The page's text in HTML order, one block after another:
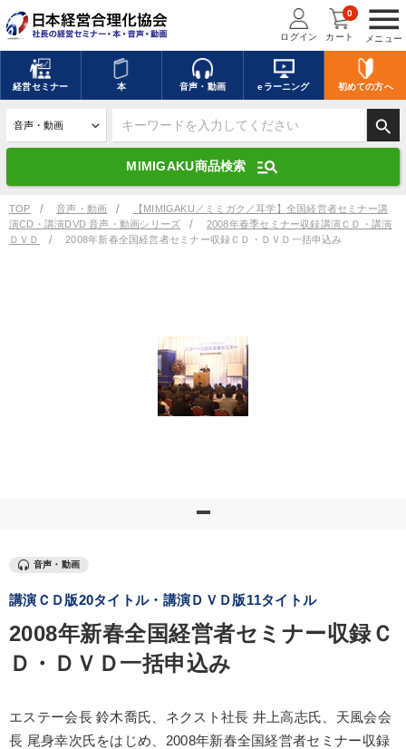
menu
メニュー
ログイン カート
0
経営セミナー 本 音声・動画 eラーニング 初めての方へ
search
MIMIGAKU商品検索 manage_search
キーワードを入力して探す
デジタル版対応のみ検索結果に表示する
search 上記の条件で検索
事業家のロマンと経営
【最新刊】時代を超える経営150の言葉＋社長のスピーチ・話材
集２タイトル
社員が自律的に動き出す組織づくり
後継社長・アトツギ マーケティング
TOP 音声・動画
【MIMIGAKU／ミミガク／耳学】全国経営者セミナー講
演CD・講演DVD 音声・動画シリーズ
2008年春季セミナー収録講演ＣＤ・講演
ＤＶＤ
2008年新春全国経営者セミナー収録ＣＤ・ＤＶＤ一括申込み
音声・動画
講演ＣＤ版20タイトル・講演ＤＶＤ版11タイトル
2008年新春全国経営者セミナー収録Ｃ
Ｄ・ＤＶＤ一括申込み
エステー会長 鈴木喬氏、ネクスト社長 井上高志氏、天風会会
長 尾身幸次氏をはじめ、2008年新春全国経営者セミナー収録